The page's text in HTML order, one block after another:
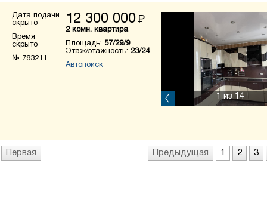
Дата подачи
скрыто
Время
скрыто
№ 783211
12 300 000 Р
2 комн. квартира
Площадь: 57/29/9
Этаж/этажность: 23/24
Автопоиск
1 из 14
Первая Предыдущая 1 2 3